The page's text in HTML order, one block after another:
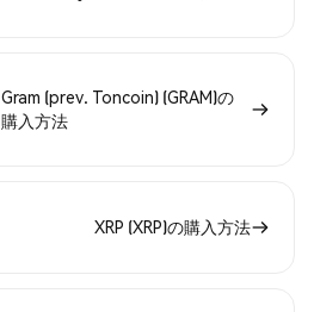
Gram (prev. Toncoin) (GRAM)の
購入方法
XRP (XRP)の購入方法